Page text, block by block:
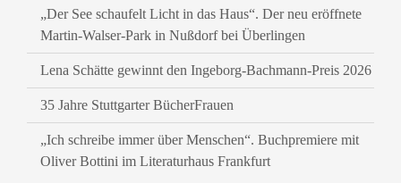
„Der See schaufelt Licht in das Haus“. Der neu eröffnete
Martin-Walser-Park in Nußdorf bei Überlingen
Lena Schätte gewinnt den Ingeborg-Bachmann-Preis 2026
35 Jahre Stuttgarter BücherFrauen
„Ich schreibe immer über Menschen“. Buchpremiere mit
Oliver Bottini im Literaturhaus Frankfurt